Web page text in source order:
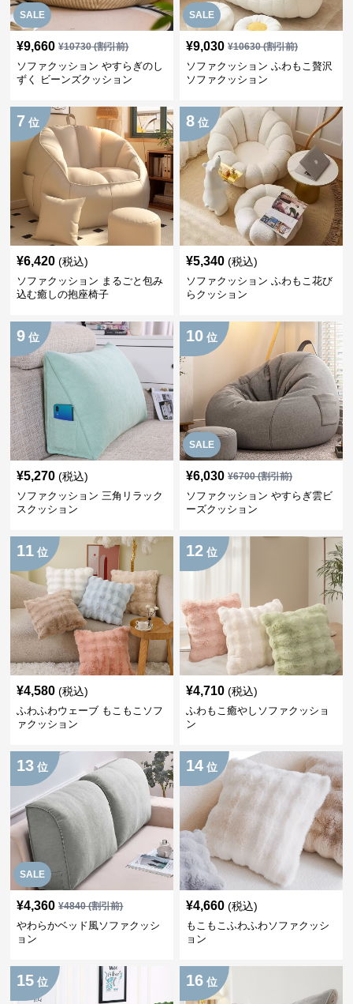
SALE
¥9,660 ¥10730(割引前)
ソファクッション やすらぎのし
ずく ビーンズクッション
SALE
¥9,030 ¥10630(割引前)
ソファクッション ふわもこ贅沢
ソファクッション
7 位
¥6,420 (税込)
ソファクッション まるごと包み
込む癒しの抱座椅子
8 位
¥5,340 (税込)
ソファクッション ふわもこ花び
らクッション
9 位
¥5,270 (税込)
ソファクッション 三角リラック
スクッション
SALE
10 位
¥6,030 ¥6700(割引前)
ソファクッション やすらぎ雲ビ
ーズクッション
11 位
¥4,580 (税込)
ふわふわウェーブ もこもこソフ
ァクッション
12 位
¥4,710 (税込)
ふわもこ癒やしソファクッショ
ン
SALE
13 位
¥4,360 ¥4840(割引前)
やわらかベッド風ソファクッシ
ョン
14 位
¥4,660 (税込)
もこもこふわふわソファクッシ
ョン
15 位 16 位